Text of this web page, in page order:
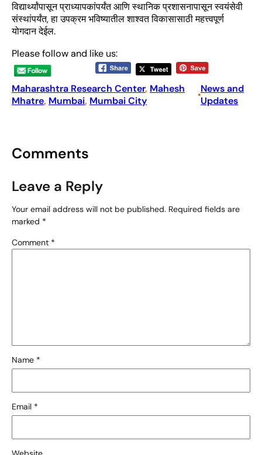
विद्यार्थ्यांपासून प्राध्यापकांपर्यंत आणि स्थानिक प्रशासनापासून स्वयंसेवी
संस्थांपर्यंत, हा उपक्रम भविष्यातील शाश्वत विकासासाठी महत्त्वपूर्ण
योगदान देईल.
Please follow and like us:
Maharashtra Research Center, Mahesh
Mhatre, Mumbai, Mumbai City
•News and
Updates
Comments
Leave a Reply
Your email address will not be published. Required fields are
marked *
Comment *
Name *
Email *